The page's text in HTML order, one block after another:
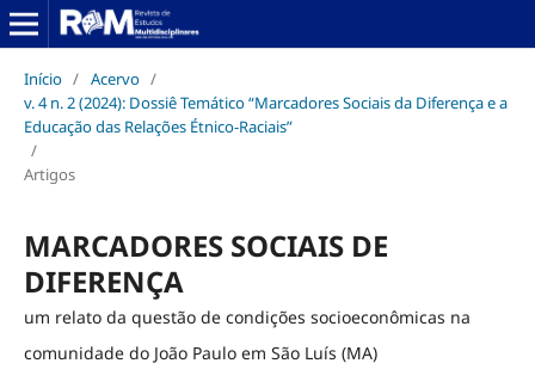
Início / Acervo /
v. 4 n. 2 (2024): Dossiê Temático “Marcadores Sociais da Diferença e a
Educação das Relações Étnico-Raciais”
/
Artigos
MARCADORES SOCIAIS DE
DIFERENÇA
um relato da questão de condições socioeconômicas na
comunidade do João Paulo em São Luís (MA)